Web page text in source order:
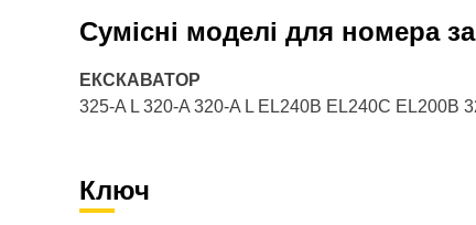
Сумісні моделі для номера
ЕКСКАВАТОР
325-A L 320-A 320-A L EL240B EL240C EL200B
Ключ